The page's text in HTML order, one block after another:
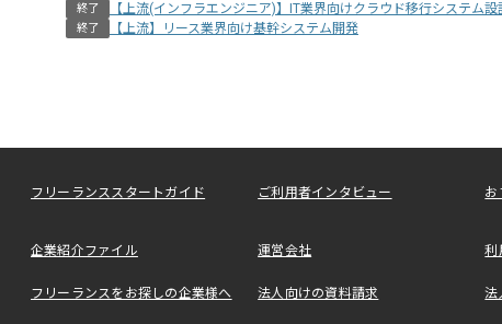
終了 【上流(インフラエンジニア)】IT業界向けクラウド移行システム設
終了 【上流】リース業界向け基幹システム開発
フリーランススタートガイド ご利用者インタビュー お
企業紹介ファイル 運営会社 利
フリーランスをお探しの企業様へ 法人向けの資料請求 法